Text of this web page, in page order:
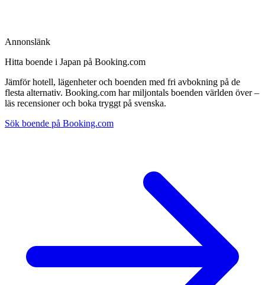
Annonslänk
Hitta boende i Japan på Booking.com
Jämför hotell, lägenheter och boenden med fri avbokning på de
flesta alternativ. Booking.com har miljontals boenden världen över –
läs recensioner och boka tryggt på svenska.
Sök boende på Booking.com